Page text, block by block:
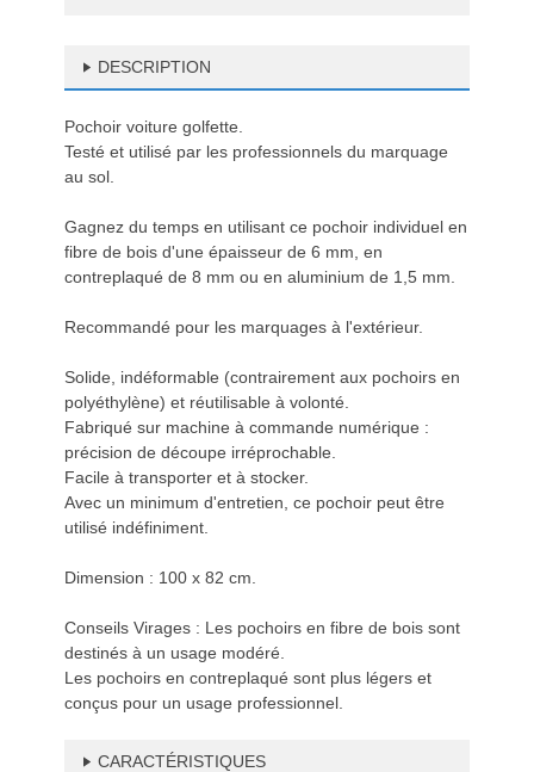
DESCRIPTION
Pochoir voiture golfette.
Testé et utilisé par les professionnels du marquage
au sol.
Gagnez du temps en utilisant ce pochoir individuel en
fibre de bois d'une épaisseur de 6 mm, en
contreplaqué de 8 mm ou en aluminium de 1,5 mm.
Recommandé pour les marquages à l'extérieur.
Solide, indéformable (contrairement aux pochoirs en
polyéthylène) et réutilisable à volonté.
Fabriqué sur machine à commande numérique :
précision de découpe irréprochable.
Facile à transporter et à stocker.
Avec un minimum d'entretien, ce pochoir peut être
utilisé indéfiniment.
Dimension : 100 x 82 cm.
Conseils Virages : Les pochoirs en fibre de bois sont
destinés à un usage modéré.
Les pochoirs en contreplaqué sont plus légers et
conçus pour un usage professionnel.
CARACTÉRISTIQUES